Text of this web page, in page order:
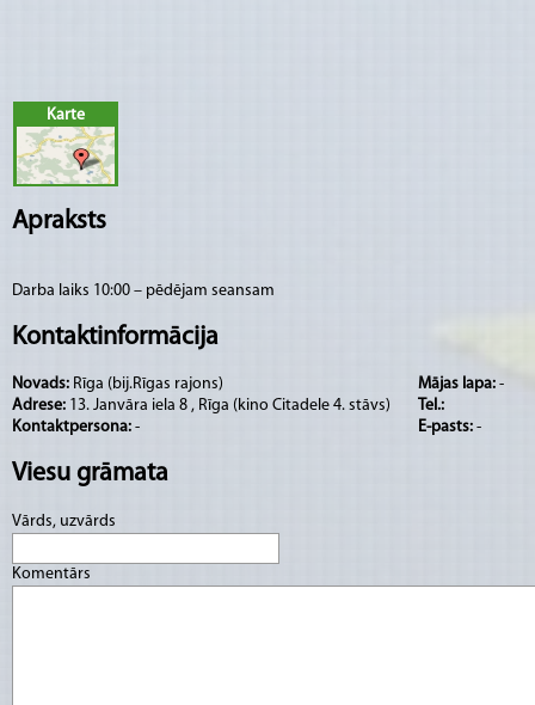
Karte
Apraksts
Darba laiks 10:00 – pēdējam seansam
Kontaktinformācija
Novads: Rīga (bij.Rīgas rajons)
Adrese: 13. Janvāra iela 8 , Rīga (kino Citadele 4. stāvs)
Kontaktpersona: -
Mājas lapa: -
Tel.:
E-pasts: -
Viesu grāmata
Vārds, uzvārds
Komentārs